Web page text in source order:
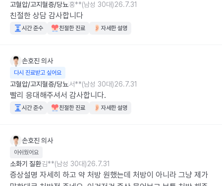
고혈압/고지혈증/당뇨홍**(남성 30대)26.7.31
친절한 상담 감사합니다
시간 준수 친절한 진료 자세한 설명
손호진 의사
다시 진료받고 싶어요
고혈압/고지혈증/당뇨서**(남성 30대)26.7.31
빨리 응대해주셔서 감사합니다.
시간 준수 친절한 진료 자세한 설명
손호진 의사
아쉬웠어요
소화기 질환김**(남성 30대)26.7.31
증상설명 자세히 하고 약 처방 원했는데 처방이 아니라 그냥 제가